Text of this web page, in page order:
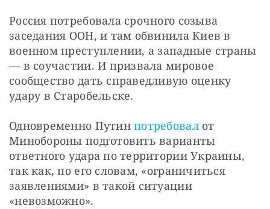
Россия потребовала срочного созыва
заседания ООН, и там обвинила Киев в
военном преступлении, а западные страны
— в соучастии. И призвала мировое
сообщество дать справедливую оценку
удару в Старобельске.
Одновременно Путин потребовал от
Минобороны подготовить варианты
ответного удара по территории Украины,
так как, по его словам, «ограничиться
заявлениями» в такой ситуации
«невозможно».